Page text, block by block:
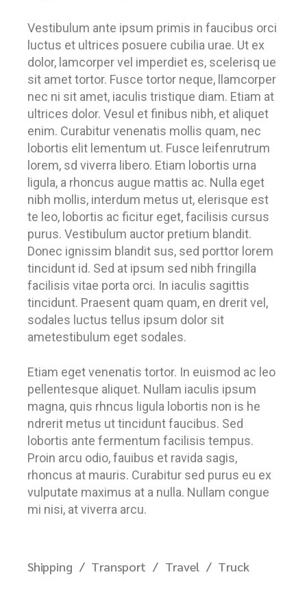
Vestibulum ante ipsum primis in faucibus orci
luctus et ultrices posuere cubilia urae. Ut ex
dolor, lamcorper vel imperdiet es, scelerisq ue
sit amet tortor. Fusce tortor neque, llamcorper
nec ni sit amet, iaculis tristique diam. Etiam at
ultrices dolor. Vesul et finibus nibh, et aliquet
enim. Curabitur venenatis mollis quam, nec
lobortis elit lementum ut. Fusce leifenrutrum
lorem, sd viverra libero. Etiam lobortis urna
ligula, a rhoncus augue mattis ac. Nulla eget
nibh mollis, interdum metus ut, elerisque est
te leo, lobortis ac ficitur eget, facilisis cursus
purus. Vestibulum auctor pretium blandit.
Donec ignissim blandit sus, sed porttor lorem
tincidunt id. Sed at ipsum sed nibh fringilla
facilisis vitae porta orci. In iaculis sagittis
tincidunt. Praesent quam quam, en drerit vel,
sodales luctus tellus ipsum dolor sit
ametestibulum eget sodales.
Etiam eget venenatis tortor. In euismod ac leo
pellentesque aliquet. Nullam iaculis ipsum
magna, quis rhncus ligula lobortis non is he
ndrerit metus ut tincidunt faucibus. Sed
lobortis ante fermentum facilisis tempus.
Proin arcu odio, fauibus et ravida sagis,
rhoncus at mauris. Curabitur sed purus eu ex
vulputate maximus at a nulla. Nullam congue
mi nisi, at viverra arcu.
Shipping Transport Travel Truck